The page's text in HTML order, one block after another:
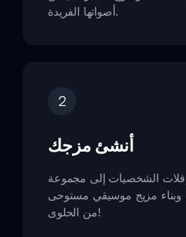
أصواتها الفريدة.
2
أنشئ مزجك
الشخصيات إلى مجموعة
وبناء مزيج موسيقي مستوحى
من الحلوى!